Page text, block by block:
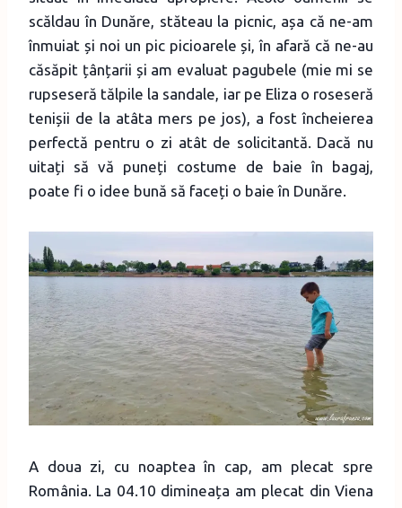
scăldau în Dunăre, stăteau la picnic, așa că ne-am
înmuiat și noi un pic picioarele și, în afară că ne-au
căsăpit țânțarii și am evaluat pagubele (mie mi se
rupseseră tălpile la sandale, iar pe Eliza o roseseră
tenișii de la atâta mers pe jos), a fost încheierea
perfectă pentru o zi atât de solicitantă. Dacă nu
uitați să vă puneți costume de baie în bagaj,
poate fi o idee bună să faceți o baie în Dunăre.
A doua zi, cu noaptea în cap, am plecat spre
România. La 04.10 dimineața am plecat din Viena